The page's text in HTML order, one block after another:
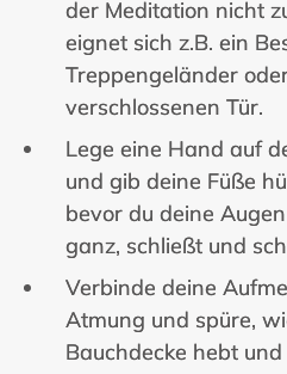
der Meditation nicht
eignet sich z.B. ein
Treppengeländer
verschlossenen Tür.
Lege eine Hand auf
und gib deine Füße
bevor du deine
ganz, schließt und
Verbinde deine
Atmung und spüre,
Bauchdecke hebt